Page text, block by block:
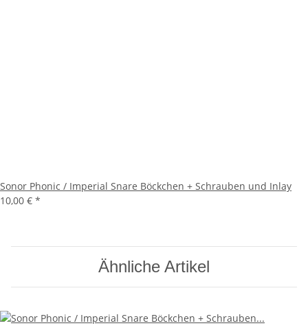
Sonor Phonic / Imperial Snare Böckchen + Schrauben und Inlay
10,00 € *
Ähnliche Artikel